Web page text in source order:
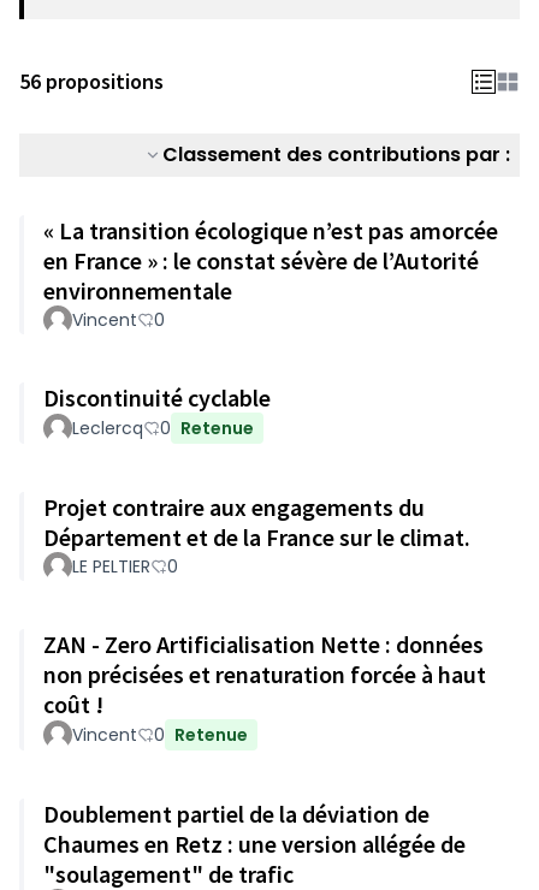
56 propositions
Classement des contributions par :
« La transition écologique n’est pas amorcée
en France » : le constat sévère de l’Autorité
environnementale
Vincent 0
Discontinuité cyclable
Leclercq 0 Retenue
Projet contraire aux engagements du
Département et de la France sur le climat.
LE PELTIER 0
ZAN - Zero Artificialisation Nette : données
non précisées et renaturation forcée à haut
coût !
Vincent 0 Retenue
Doublement partiel de la déviation de
Chaumes en Retz : une version allégée de
"soulagement" de trafic